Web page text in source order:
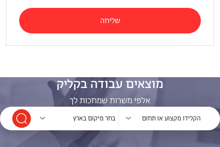
שליחה
מוצאים עבודה בקליק
אלפי משרות שמחכות לך
תחום
הקלידו מקצוע או תחום
מיקום
בחר מיקום בארץ